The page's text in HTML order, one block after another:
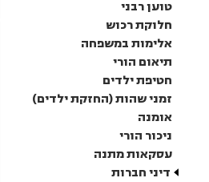
טוען רבני
חלוקת רכוש
אלימות במשפחה
תיאום הורי
חטיפת ילדים
זמני שהות (החזקת ילדים)
אומנה
ניכור הורי
עסקאות מתנה
דיני חברות